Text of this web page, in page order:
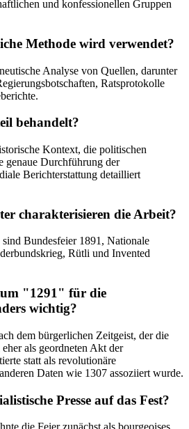
und konfessionellen Gruppen
Methode wird verwendet?
Analyse von Quellen, darunter
Ratsprotokolle
behandelt?
Kontext, die politischen
genaue Durchführung der
Berichterstattung detailliert
charakterisieren die Arbeit?
Bundesfeier 1891, Nationale
Rütli und Invented
"1291" für die
wichtig?
dem bürgerlichen Zeitgeist, der die
als geordneten Akt der
statt als revolutionäre
Daten wie 1307 assoziiert wurde.
Presse auf das Fest?